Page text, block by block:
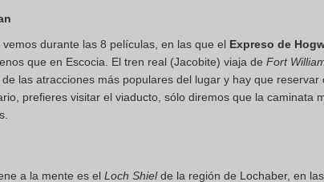
durante las 8 películas, en las que el Expreso de
que en Escocia. El tren real (Jacobite) viaja de Fort
de las atracciones más populares del lugar y hay que
prefieres visitar el viaducto, sólo diremos que la caminata
a la mente es el Loch Shielde la región de Lochaber, en las